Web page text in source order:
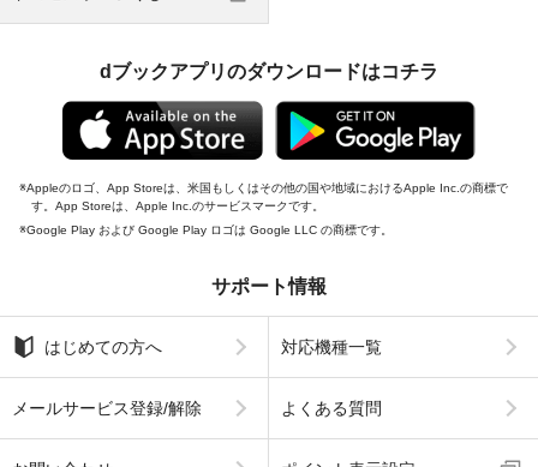
dブックアプリのダウンロードはコチラ
Appleのロゴ、App Storeは、米国もしくはその他の国や地域におけるApple Inc.の商標で
す。App Storeは、Apple Inc.のサービスマークです。
Google Play および Google Play ロゴは Google LLC の商標です。
サポート情報
はじめての方へ 対応機種一覧
メールサービス登録/解除 よくある質問